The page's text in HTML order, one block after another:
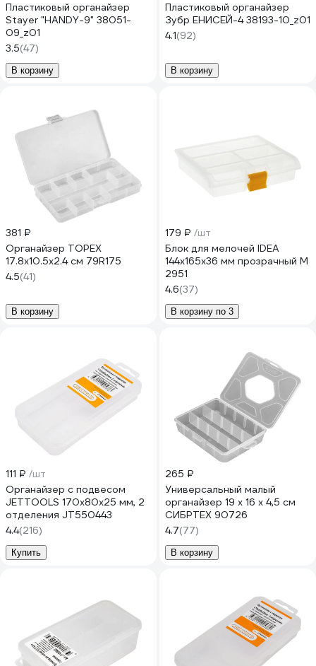
Пластиковый органайзер
Stayer "HANDY-9" 38051-
09_z01
3.5(47)
В корзину
Пластиковый органайзер
Зубр ЕНИСЕЙ-4 38193-10_z01
4.1(92)
В корзину
381 ₽
Органайзер TOPEX
17.8x10.5x2.4 см 79R175
4.5(41)
В корзину
179 ₽ /шт
Блок для мелочей IDEA
144х165х36 мм прозрачный М
2951
4.6(37)
В корзину по 3
111 ₽ /шт
Органайзер с подвесом
JETTOOLS 170x80x25 мм, 2
отделения JT550443
4.4(216)
Купить
265 ₽
Универсальный малый
органайзер 19 х 16 х 4,5 см
СИБРТЕХ 90726
4.7(77)
В корзину